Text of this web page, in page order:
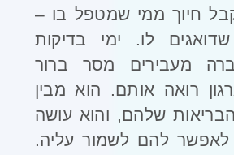
חיוך ממי שמטפל בו –
לו. ימי בדיקות
מעבירים מסר ברור
רואה אותם. הוא מבין
שלהם, והוא עושה
להם לשמור עליה.